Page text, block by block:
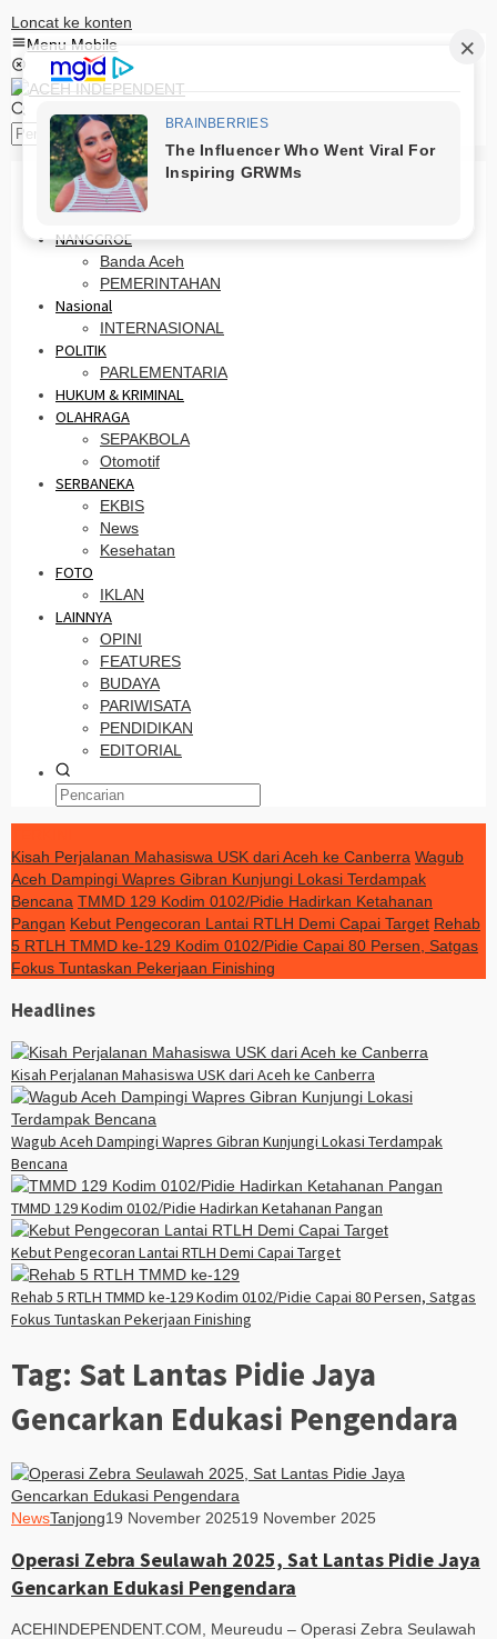
Loncat ke konten
Menu Mobile
HOME
PRO OTONOMI
NANGGROE
Banda Aceh
PEMERINTAHAN
Nasional
INTERNASIONAL
POLITIK
PARLEMENTARIA
HUKUM & KRIMINAL
OLAHRAGA
SEPAKBOLA
Otomotif
SERBANEKA
EKBIS
News
Kesehatan
FOTO
IKLAN
LAINNYA
OPINI
FEATURES
BUDAYA
PARIWISATA
PENDIDIKAN
EDITORIAL
Kisah Perjalanan Mahasiswa USK dari Aceh ke Canberra Wagub
Aceh Dampingi Wapres Gibran Kunjungi Lokasi Terdampak
Bencana TMMD 129 Kodim 0102/Pidie Hadirkan Ketahanan
Pangan Kebut Pengecoran Lantai RTLH Demi Capai Target Rehab
5 RTLH TMMD ke-129 Kodim 0102/Pidie Capai 80 Persen, Satgas
Fokus Tuntaskan Pekerjaan Finishing
Headlines
Kisah Perjalanan Mahasiswa USK dari Aceh ke Canberra
Wagub Aceh Dampingi Wapres Gibran Kunjungi Lokasi Terdampak
Bencana
TMMD 129 Kodim 0102/Pidie Hadirkan Ketahanan Pangan
Kebut Pengecoran Lantai RTLH Demi Capai Target
Rehab 5 RTLH TMMD ke-129 Kodim 0102/Pidie Capai 80 Persen, Satgas
Fokus Tuntaskan Pekerjaan Finishing
Tag: Sat Lantas Pidie Jaya
Gencarkan Edukasi Pengendara
NewsTanjong19 November 202519 November 2025
Operasi Zebra Seulawah 2025, Sat Lantas Pidie Jaya
Gencarkan Edukasi Pengendara
ACEHINDEPENDENT.COM, Meureudu – Operasi Zebra Seulawah